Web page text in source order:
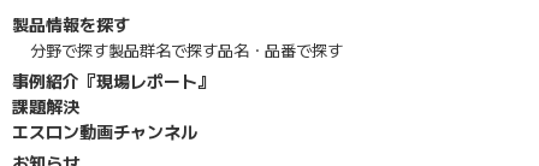
製品情報を探す
分野で探す製品群名で探す品名・品番で探す
事例紹介『現場レポート』
課題解決
エスロン動画チャンネル